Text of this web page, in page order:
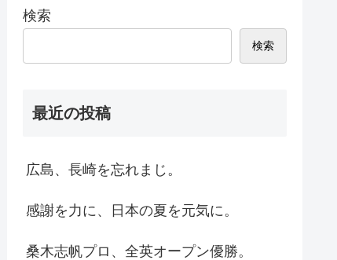
検索
検索
最近の投稿
広島、長崎を忘れまじ。
感謝を力に、日本の夏を元気に。
桑木志帆プロ、全英オープン優勝。